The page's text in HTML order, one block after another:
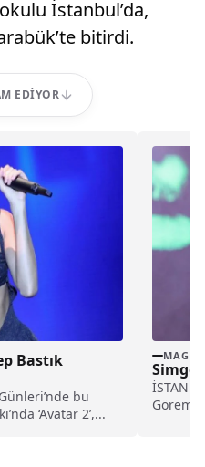
İstanbul’da,
bitirdi.
EDIYOR
Bastık
bu
‘Avatar 2’,...